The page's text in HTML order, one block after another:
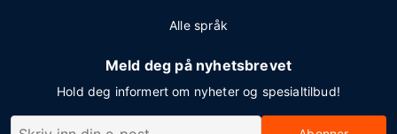
Alle språk
Meld deg på nyhetsbrevet
Hold deg informert om nyheter og spesialtilbud!